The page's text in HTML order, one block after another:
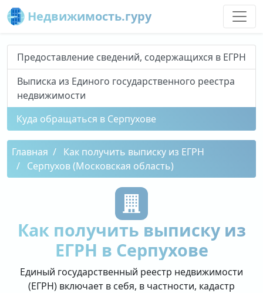
Недвижимость.гуру
Предоставление сведений, содержащихся в ЕГРН
Выписка из Единого государственного реестра
недвижимости
Куда обращаться в Серпухове
Главная
Как получить выписку из ЕГРН
Серпухов (Московская область)
Как получить выписку из
ЕГРН в Серпухове
Единый государственный реестр недвижимости
(ЕГРН) включает в себя, в частности, кадастр